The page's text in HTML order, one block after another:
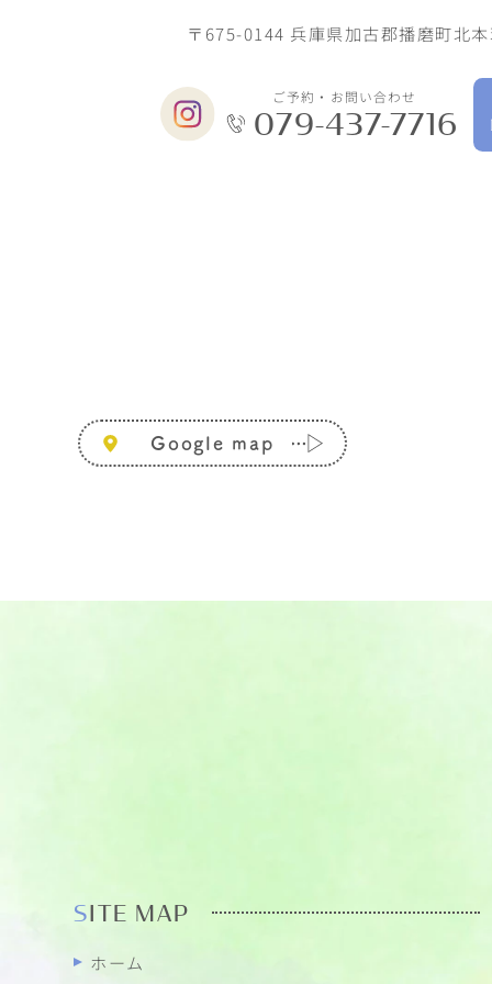
〒675-0144 兵庫県加古郡播磨町北
ご予約・お問い合わせ
079-437-7716
Google map
SITE MAP
ホーム